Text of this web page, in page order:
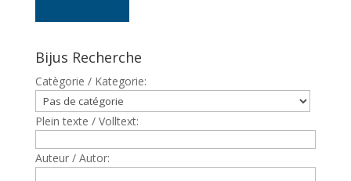
Bijus Recherche
Catègorie / Kategorie:
Plein texte / Volltext:
Auteur / Autor: